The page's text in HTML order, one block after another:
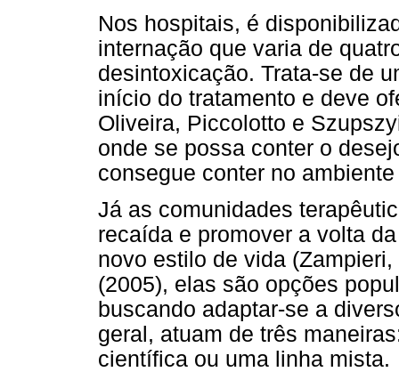
Nos hospitais, é
internação que varia de
desintoxicação. Trata-se de
início do tratamento e deve
Oliveira, Piccolotto e
onde se possa conter o
consegue conter no
Já as comunidades
recaída e promover a volta
novo estilo de vida
(2005), elas são opções
buscando adaptar-se a
geral, atuam de três
científica ou uma linha mista.